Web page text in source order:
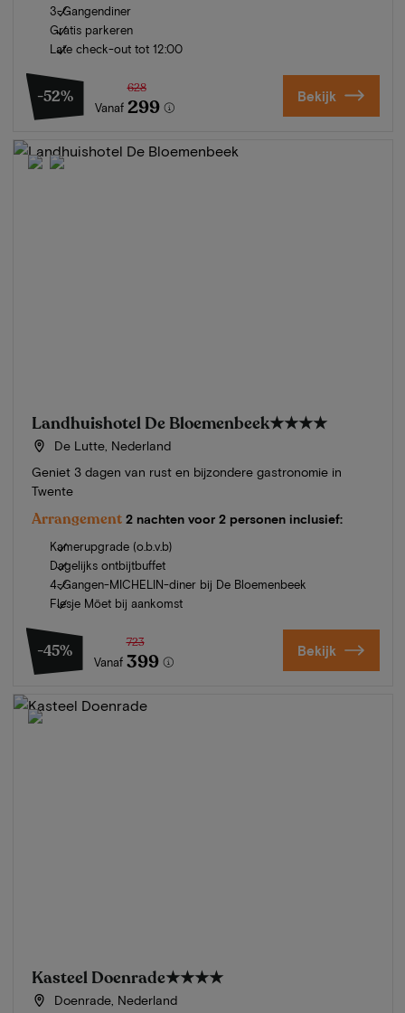
3-Gangendiner
Gratis parkeren
Late check-out tot 12:00
-52%
Vanaf
628
299 Bekijk
Landhuishotel De Bloemenbeek★★★★
De Lutte, Nederland
Geniet 3 dagen van rust en bijzondere gastronomie in
Twente
Arrangement 2 nachten voor 2 personen inclusief:
Kamerupgrade (o.b.v.b)
Dagelijks ontbijtbuffet
4-Gangen-MICHELIN-diner bij De Bloemenbeek
Flesje Möet bij aankomst
-45%
Vanaf
723
399 Bekijk
Kasteel Doenrade★★★★
Doenrade, Nederland